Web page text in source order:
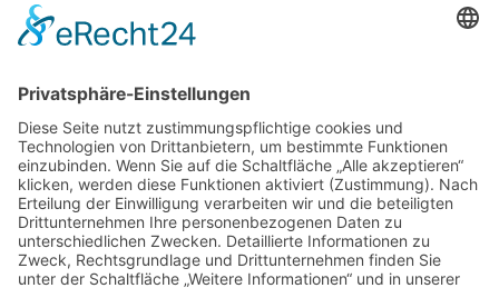
MEIN ANGEBOT
Termin vereinbaren
Money Mindset
KONTAKT
+49 172 1848382
👉 Anmelden